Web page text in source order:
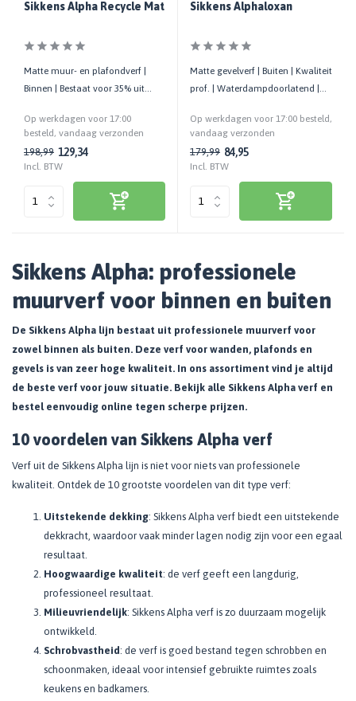
Sikkens Alpha Recycle Mat
Matte muur- en plafondverf |
Binnen | Bestaat voor 35% uit
Op werkdagen voor 17:00
besteld, vandaag verzonden
198,99 129,34
Incl. BTW
Sikkens Alphaloxan
Matte gevelverf | Buiten | Kwaliteit
prof. | Waterdampdoorlatend |
Op werkdagen voor 17:00 besteld,
vandaag verzonden
179,99 84,95
Incl. BTW
Sikkens Alpha: professionele
muurverf voor binnen en buiten
De Sikkens Alpha lijn bestaat uit professionele muurverf voor
zowel binnen als buiten. Deze verf voor wanden, plafonds en
gevels is van zeer hoge kwaliteit. In ons assortiment vind je altijd
de beste verf voor jouw situatie. Bekijk alle Sikkens Alpha verf en
bestel eenvoudig online tegen scherpe prijzen.
10 voordelen van Sikkens Alpha verf
Verf uit de Sikkens Alpha lijn is niet voor niets van professionele
kwaliteit. Ontdek de 10 grootste voordelen van dit type verf:
Uitstekende dekking: Sikkens Alpha verf biedt een uitstekende
dekkracht, waardoor vaak minder lagen nodig zijn voor een egaal
resultaat.
Hoogwaardige kwaliteit: de verf geeft een langdurig,
professioneel resultaat.
Milieuvriendelijk: Sikkens Alpha verf is zo duurzaam mogelijk
ontwikkeld.
Schrobvastheid: de verf is goed bestand tegen schrobben en
schoonmaken, ideaal voor intensief gebruikte ruimtes zoals
keukens en badkamers.